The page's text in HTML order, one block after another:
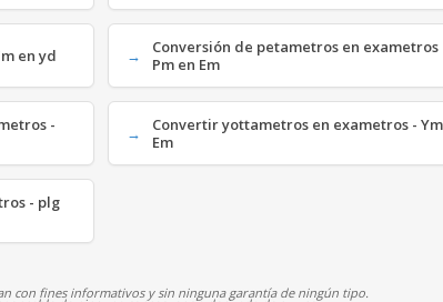
en yd
Conversión de petametros en exametros
Pm en Em
-
Convertir yottametros en exametros -
Em
- plg
con fines informativos y sin ninguna garantía de ningún tipo.